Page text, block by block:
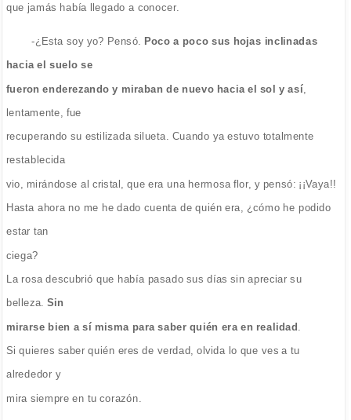
que jamás había llegado a conocer.
-¿Esta soy yo? Pensó. Poco a poco sus hojas inclinadas
hacia el suelo se
fueron enderezando y miraban de nuevo hacia el sol y así,
lentamente, fue
recuperando su estilizada silueta. Cuando ya estuvo totalmente
restablecida
vio, mirándose al cristal, que era una hermosa flor, y pensó: ¡¡Vaya!!
Hasta ahora no me he dado cuenta de quién era, ¿cómo he podido
estar tan
ciega?
La rosa descubrió que había pasado sus días sin apreciar su
belleza. Sin
mirarse bien a sí misma para saber quién era en realidad
Si quieres saber quién eres de verdad, olvida lo que ves a tu
alrededor y
mira siempre en tu corazón.